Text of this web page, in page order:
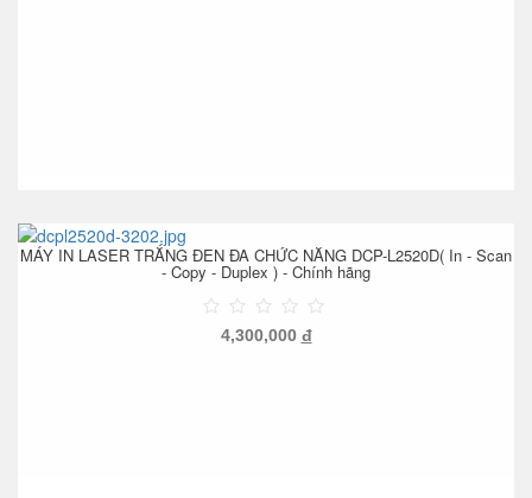
MÁY IN LASER TRẮNG ĐEN ĐA CHỨC NĂNG DCP-L2520D( In - Scan
- Copy - Duplex ) - Chính hãng
4,300,000 đ